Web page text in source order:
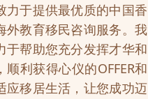
力于提供最优质的中国香
外教育移民咨询服务。我
于帮助您充分发挥才华和
顺利获得心仪的OFFER和
应移居生活，让您成功迈